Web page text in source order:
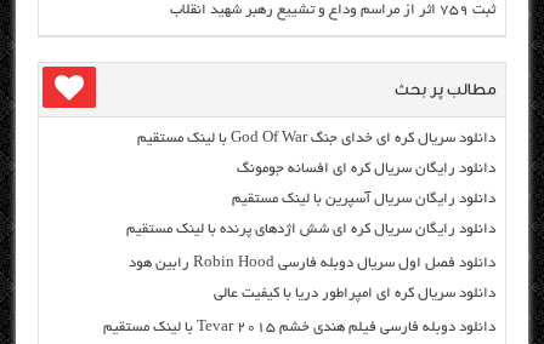
ثبت ۷۵۹ اثر از مراسم وداع و تشییع رهبر شهید انقلاب
مطالب پر بحث
دانلود سریال کره ای خدای جنگ God Of War با لینک مستقیم
دانلود رایگان سریال کره ای افسانه جومونگ
دانلود رایگان سریال آسپرین با لینک مستقیم
دانلود رایگان سریال کره ای شش اژدهای پرنده با لینک مستقیم
دانلود فصل اول سریال دوبله فارسی Robin Hood رابین هود
دانلود سریال کره ای امپراطور دریا با کیفیت عالی
دانلود دوبله فارسی فیلم هندی خشم Tevar ۲۰۱۵ با لینک مستقیم